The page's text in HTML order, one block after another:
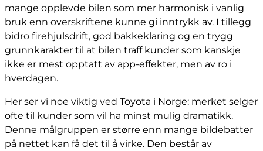
mange opplevde bilen som mer harmonisk i vanlig
bruk enn overskriftene kunne gi inntrykk av. I tillegg
bidro firehjulsdrift, god bakkeklaring og en trygg
grunnkarakter til at bilen traff kunder som kanskje
ikke er mest opptatt av app-effekter, men av ro i
hverdagen.
Her ser vi noe viktig ved Toyota i Norge: merket selger
ofte til kunder som vil ha minst mulig dramatikk.
Denne målgruppen er større enn mange bildebatter
på nettet kan få det til å virke. Den består av